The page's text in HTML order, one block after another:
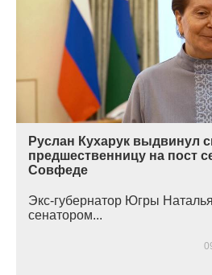
Руслан Кухарук выдвинул
предшественницу на пост
Совфеде
Экс-губернатор Югры
сенатором...